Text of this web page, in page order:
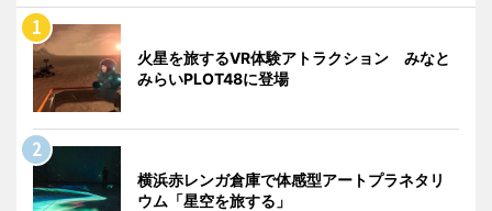
火星を旅するVR体験アトラクション みなと
みらいPLOT48に登場
横浜赤レンガ倉庫で体感型アートプラネタリ
ウム「星空を旅する」